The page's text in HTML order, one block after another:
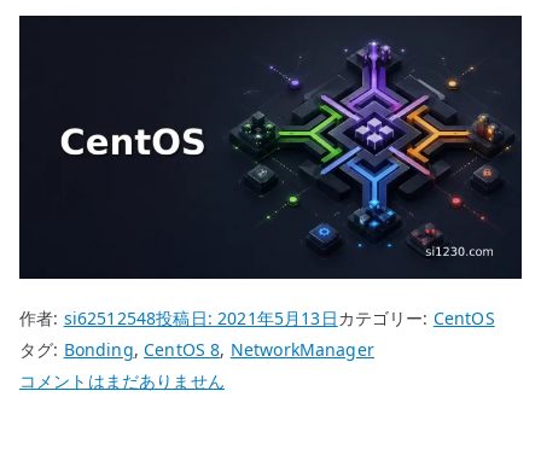
作者: si62512548投稿日:2021年5月13日カテゴリー: CentOS
タグ: Bonding,CentOS 8, NetworkManager
CentOS
コメントはまだありません